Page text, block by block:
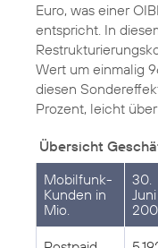
Euro, was einer
entspricht. In
Wert um einmalig
diesen
Prozent, leicht
Übersicht
Mobilfunk-
Kunden in
Mio.
30.
Juni